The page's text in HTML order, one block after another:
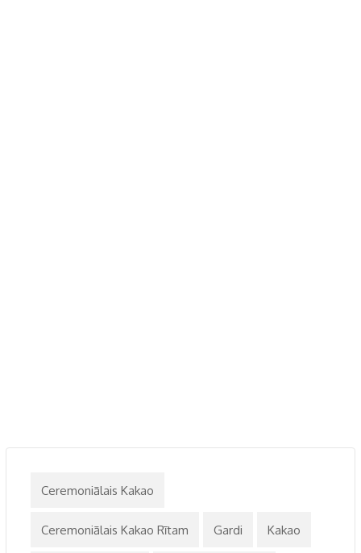
Ceremoniālais Kakao
Ceremoniālais Kakao Rītam Gardi Kakao